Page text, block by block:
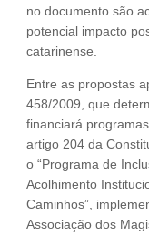
no documento são
potencial impacto
catarinense.
Entre as propostas
458/2009, que
financiará
artigo 204 da
o “Programa de
Acolhimento
Caminhos”,
Associação dos